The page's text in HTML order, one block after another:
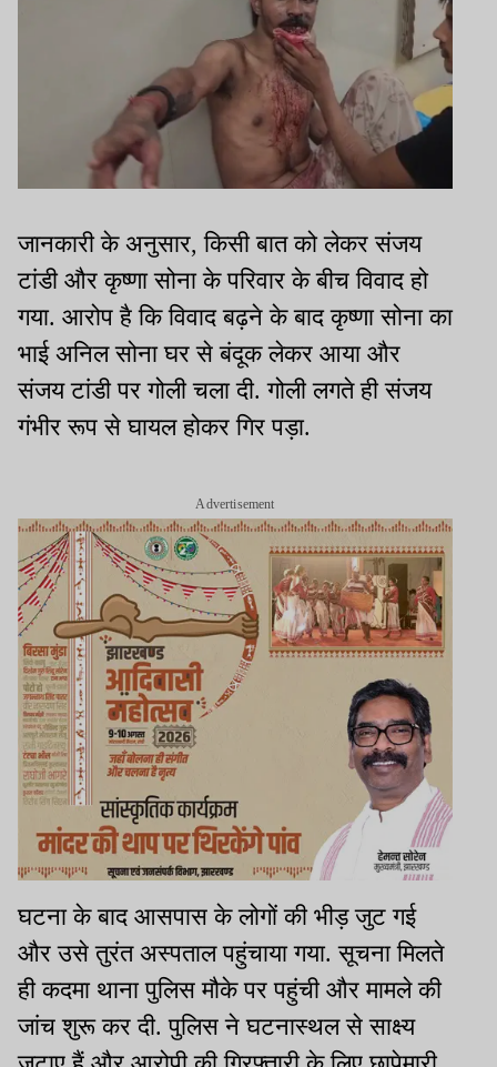
जानकारी के अनुसार, किसी बात को लेकर संजय
टांडी और कृष्णा सोना के परिवार के बीच विवाद हो
गया. आरोप है कि विवाद बढ़ने के बाद कृष्णा सोना का
भाई अनिल सोना घर से बंदूक लेकर आया और
संजय टांडी पर गोली चला दी. गोली लगते ही संजय
गंभीर रूप से घायल होकर गिर पड़ा.
Advertisement
घटना के बाद आसपास के लोगों की भीड़ जुट गई
और उसे तुरंत अस्पताल पहुंचाया गया. सूचना मिलते
ही कदमा थाना पुलिस मौके पर पहुंची और मामले की
जांच शुरू कर दी. पुलिस ने घटनास्थल से साक्ष्य